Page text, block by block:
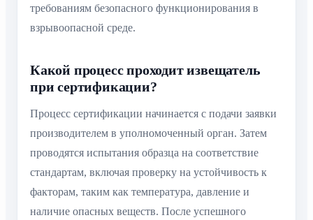
требованиям безопасного функционирования в
взрывоопасной среде.
Какой процесс проходит извещатель
при сертификации?
Процесс сертификации начинается с подачи заявки
производителем в уполномоченный орган. Затем
проводятся испытания образца на соответствие
стандартам, включая проверку на устойчивость к
факторам, таким как температура, давление и
наличие опасных веществ. После успешного